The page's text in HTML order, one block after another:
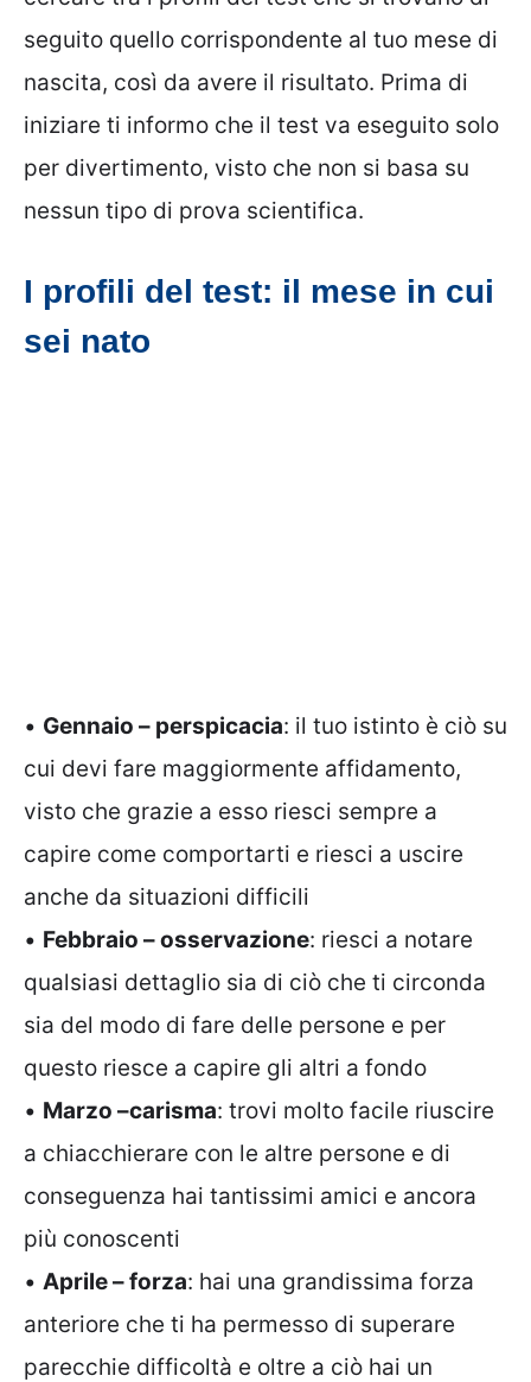
seguito quello corrispondente al tuo mese di
nascita, così da avere il risultato. Prima di
iniziare ti informo che il test va eseguito solo
per divertimento, visto che non si basa su
nessun tipo di prova scientifica.
I profili del test: il mese in cui
sei nato
• Gennaio – perspicacia: il tuo istinto è ciò su
cui devi fare maggiormente affidamento,
visto che grazie a esso riesci sempre a
capire come comportarti e riesci a uscire
anche da situazioni difficili
• Febbraio – osservazione: riesci a notare
qualsiasi dettaglio sia di ciò che ti circonda
sia del modo di fare delle persone e per
questo riesce a capire gli altri a fondo
• Marzo –carisma: trovi molto facile riuscire
a chiacchierare con le altre persone e di
conseguenza hai tantissimi amici e ancora
più conoscenti
• Aprile – forza: hai una grandissima forza
anteriore che ti ha permesso di superare
parecchie difficoltà e oltre a ciò hai un